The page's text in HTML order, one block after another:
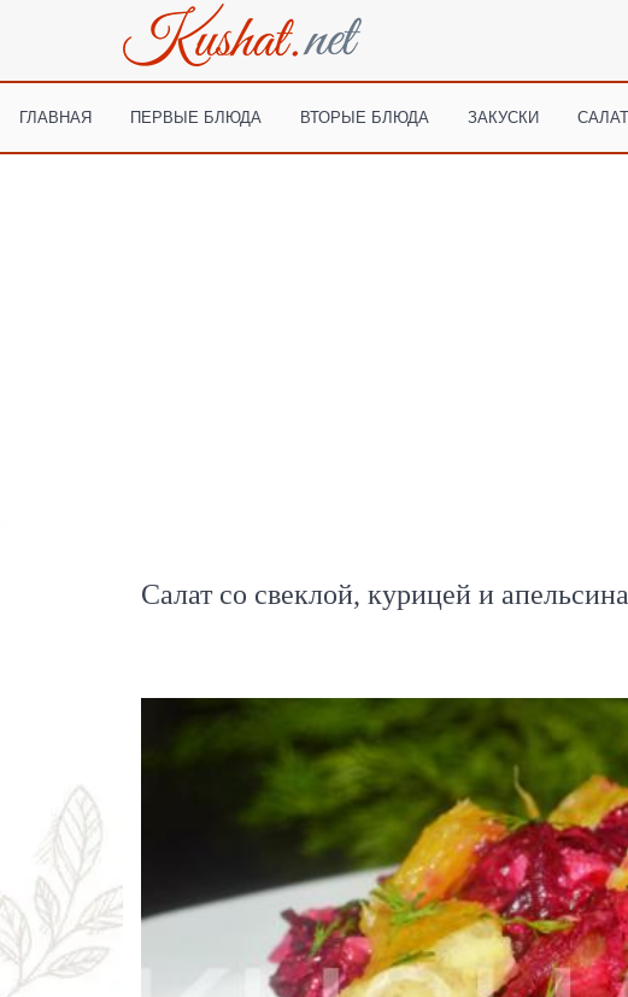
ГЛАВНАЯ ПЕРВЫЕ БЛЮДА ВТОРЫЕ БЛЮДА ЗАКУСКИ
Салат со свеклой, курицей и